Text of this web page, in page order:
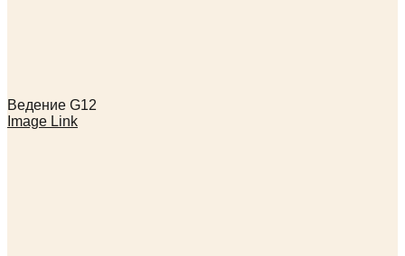
Ведение G12
Image Link